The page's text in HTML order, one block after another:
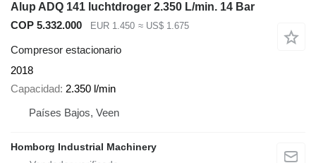
Alup ADQ 141 luchtdroger 2.350 L/min. 14 Bar
COP 5.332.000
EUR 1.450 ≈ US$ 1.675
Compresor estacionario
2018
Capacidad 2.350 l/min
Países Bajos, Veen
Homborg Industrial Machinery